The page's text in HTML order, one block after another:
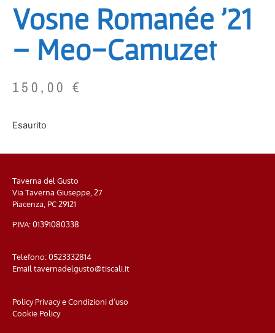
Vosne Romanée ’21
– Meo-Camuzet
150,00 €
Esaurito
Taverna del Gusto
Via Taverna Giuseppe, 27
Piacenza, PC29121
P.IVA: 01391080338
Telefono:0523332814
Emailtavernadelgusto@tiscali.it
Policy Privacy e Condizioni d’uso
Cookie Policy